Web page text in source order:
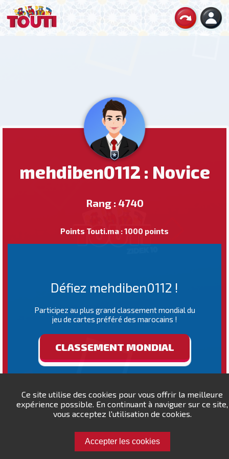
Ce site utilise des cookies pour vous offrir la meilleure
expérience possible. En continuant à naviguer sur ce site,
vous acceptez l'utilisation de cookies.
Accepter les cookies
mehdiben0112 : Novice
Rang : 4740
Points Touti.ma : 1000 points
Défiez mehdiben0112 !
Participez au plus grand classement mondial du
jeu de cartes préféré des marocains !
CLASSEMENT MONDIAL